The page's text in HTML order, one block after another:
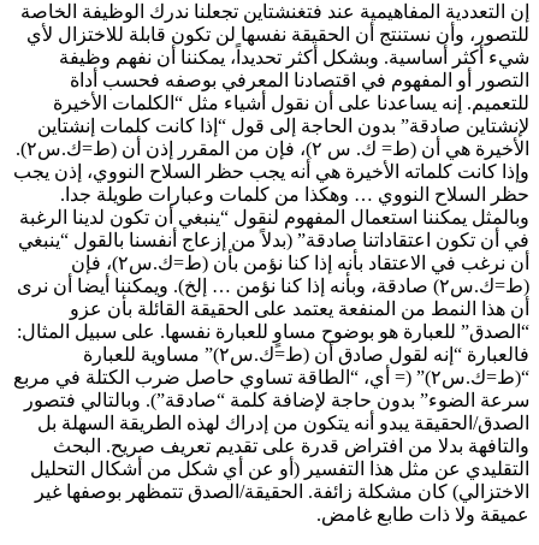
إن التعددية المفاهيمية عند فتغنشتاين تجعلنا ندرك الوظيفة الخاصة
للتصور، وأن نستنتج أن الحقيقة نفسها لن تكون قابلة للاختزال لأي
شيء أكثر أساسية. وبشكل أكثر تحديداً، يمكننا أن نفهم وظيفة
التصور أو المفهوم في اقتصادنا المعرفي بوصفه فحسب أداة
للتعميم. إنه يساعدنا على أن نقول أشياء مثل “الكلمات الأخيرة
لإنشتاين صادقة” بدون الحاجة إلى قول “إذا كانت كلمات إنشتاين
الأخيرة هي أن (ط= ك. س ٢)، فإن من المقرر إذن أن (ط=ك.س٢).
وإذا كانت كلماته الأخيرة هي أنه يجب حظر السلاح النووي، إذن يجب
حظر السلاح النووي … وهكذا من كلمات وعبارات طويلة جدا.
وبالمثل يمكننا استعمال المفهوم لنقول “ينبغي أن تكون لدينا الرغبة
في أن تكون اعتقاداتنا صادقة” (بدلاً من إزعاج أنفسنا بالقول “ينبغي
أن نرغب في الاعتقاد بأنه إذا كنا نؤمن بأن (ط=ك.س٢)، فإن
(ط=ك.س٢) صادقة، وبأنه إذا كنا نؤمن … إلخ). ويمكننا أيضا أن نرى
أن هذا النمط من المنفعة يعتمد على الحقيقة القائلة بأن عزو
“الصدق” للعبارة هو بوضوح مساوٍ للعبارة نفسها. على سبيل المثال:
فالعبارة “إنه لقول صادق أن (ط=ك.س٢)” مساوية للعبارة
“(ط=ك.س٢)” (= أي، “الطاقة تساوي حاصل ضرب الكتلة في مربع
سرعة الضوء” بدون حاجة لإضافة كلمة “صادقة”). وبالتالي فتصور
الصدق/الحقيقة يبدو أنه يتكون من إدراك لهذه الطريقة السهلة بل
والتافهة بدلا من افتراض قدرة على تقديم تعريف صريح. البحث
التقليدي عن مثل هذا التفسير (أو عن أي شكل من أشكال التحليل
الاختزالي) كان مشكلة زائفة. الحقيقة/الصدق تتمظهر بوصفها غير
عميقة ولا ذات طابع غامض.